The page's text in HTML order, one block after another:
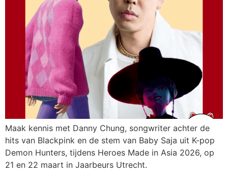
Maak kennis met Danny Chung, songwriter achter de
hits van Blackpink en de stem van Baby Saja uit K-pop
Demon Hunters, tijdens Heroes Made in Asia 2026, op
21 en 22 maart in Jaarbeurs Utrecht.